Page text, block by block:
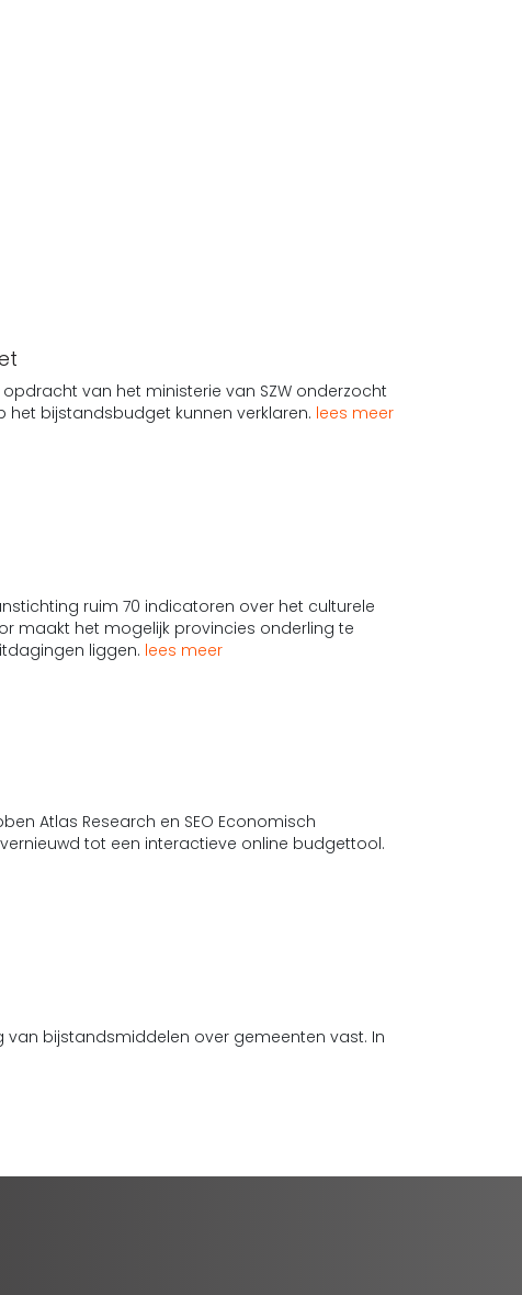
van het ministerie van SZW onderzocht
bijstandsbudget kunnen verklaren. lees meer
ruim 70 indicatoren over het culturele
maakt het mogelijk provincies onderling te
liggen. lees meer
Atlas Research en SEO Economisch
tot een interactieve online budgettool.
van bijstandsmiddelen over gemeenten vast. In